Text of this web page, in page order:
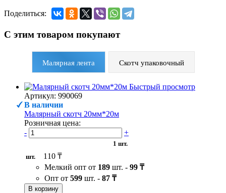
Поделиться:
С этим товаром покупают
Малярная лента Скотч упаковочный
Быстрый просмотр
Артикул: 990069
В наличии
Малярный скотч 20мм*20м
Розничная цена:
-
+
1 шт.
шт.
110 ₸
Мелкий опт от 189 шт. - 99 ₸
Опт от 599 шт. - 87 ₸
В корзину